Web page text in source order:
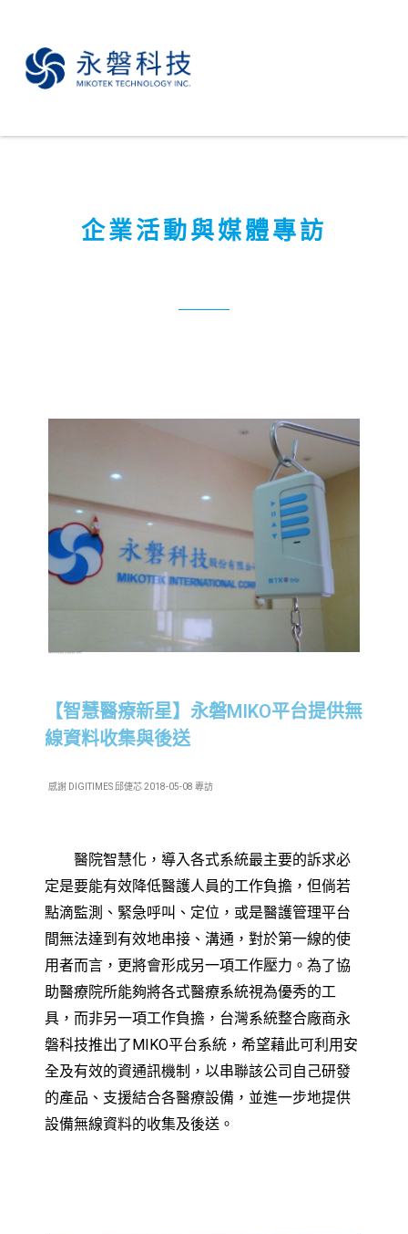
企業活動與媒體專訪
【智慧醫療新星】永磐MIKO平台提供無
線資料收集與後送
感謝 DIGITIMES 邱倢芯 2018-05-08 專訪
醫院智慧化，導入各式系統最主要的訴求必
定是要能有效降低醫護人員的工作負擔，但倘若
點滴監測、緊急呼叫、定位，或是醫護管理平台
間無法達到有效地串接、溝通，對於第一線的使
用者而言，更將會形成另一項工作壓力。為了協
助醫療院所能夠將各式醫療系統視為優秀的工
具，而非另一項工作負擔，台灣系統整合廠商永
磐科技推出了MIKO平台系統，希望藉此可利用安
全及有效的資通訊機制，以串聯該公司自己研發
的產品、支援結合各醫療設備，並進一步地提供
設備無線資料的收集及後送。